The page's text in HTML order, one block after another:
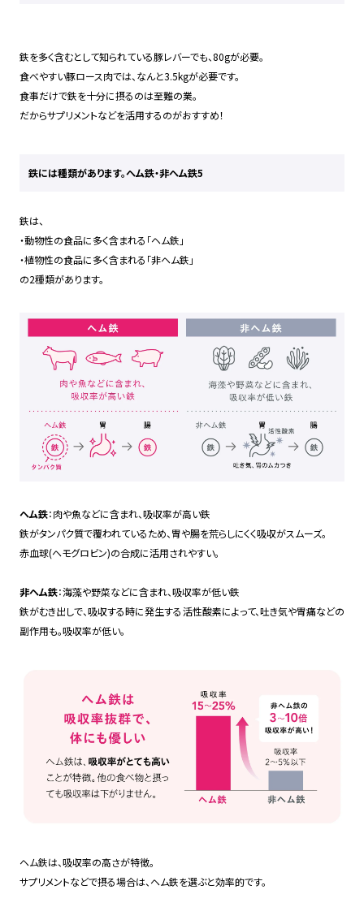
鉄を多く含むとして知られている豚レバーでも、80gが必要。
食べやすい豚ロース肉では、なんと3.5kgが必要です。
食事だけで鉄を十分に摂るのは至難の業。
だからサプリメントなどを活用するのがおすすめ！
鉄には種類があります。ヘム鉄・非ヘム鉄5
鉄は、
・動物性の食品に多く含まれる「ヘム鉄」
・植物性の食品に多く含まれる「非ヘム鉄」
の2種類があります。
ヘム鉄：肉や魚などに含まれ、吸収率が高い鉄
鉄がタンパク質で覆われているため、胃や腸を荒らしにくく吸収がスムーズ。
赤血球(ヘモグロビン)の合成に活用されやすい。
非ヘム鉄：海藻や野菜などに含まれ、吸収率が低い鉄
鉄がむき出しで、吸収する時に発生する活性酸素によって、吐き気や胃痛などの
副作用も。吸収率が低い。
ヘム鉄は、吸収率の高さが特徴。
サプリメントなどで摂る場合は、ヘム鉄を選ぶと効率的です。